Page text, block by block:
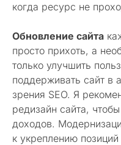
когда ресурс не
Обновление сайта
просто прихоть, а
только улучшить
поддерживать сайт в
зрения SEO. Я
редизайн сайта,
доходов.
к укреплению